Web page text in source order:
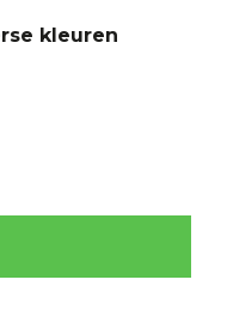
kleuren